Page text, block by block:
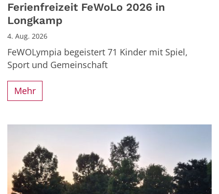
Ferienfreizeit FeWoLo 2026 in
Longkamp
4. Aug. 2026
FeWOLympia begeistert 71 Kinder mit Spiel,
Sport und Gemeinschaft
Mehr